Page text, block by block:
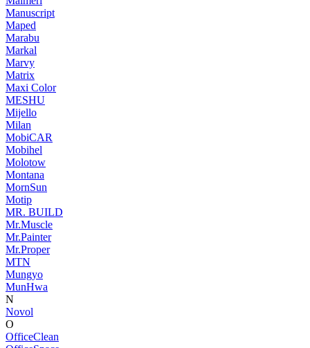
Manuscript
Maped
Marabu
Markal
Marvy
Matrix
Maxi Color
MESHU
Mijello
Milan
MobiCAR
Mobihel
Molotow
Montana
MornSun
Motip
MR. BUILD
Mr.Muscle
Mr.Painter
Mr.Proper
MTN
Mungyo
MunHwa
N
Novol
O
OfficeClean